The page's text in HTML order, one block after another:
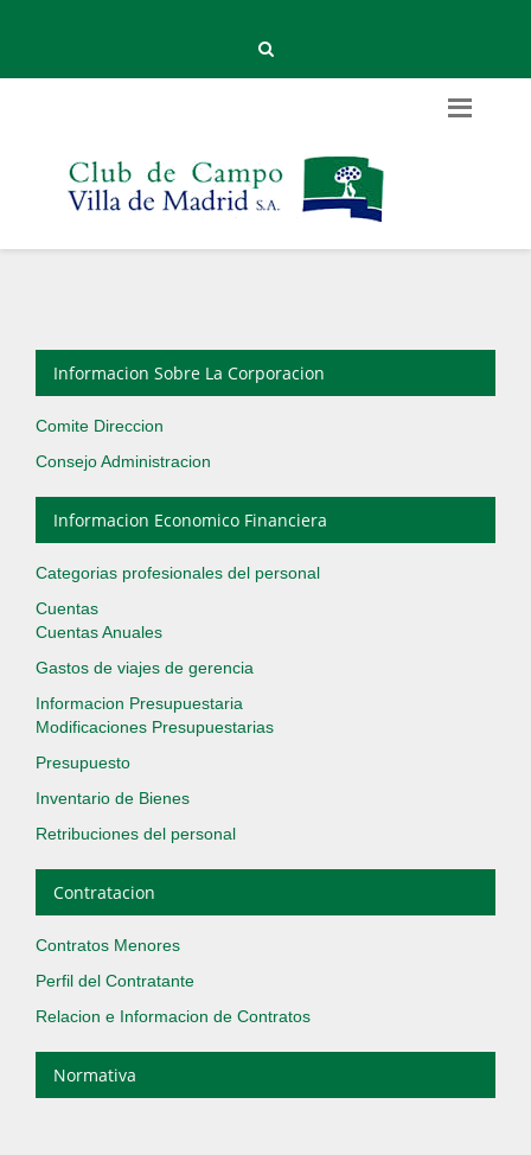
Informacion Sobre La Corporacion
Comite Direccion
Consejo Administracion
Informacion Economico Financiera
Categorias profesionales del personal
Cuentas
Cuentas Anuales
Gastos de viajes de gerencia
Informacion Presupuestaria
Modificaciones Presupuestarias
Presupuesto
Inventario de Bienes
Retribuciones del personal
Contratacion
Contratos Menores
Perfil del Contratante
Relacion e Informacion de Contratos
Normativa